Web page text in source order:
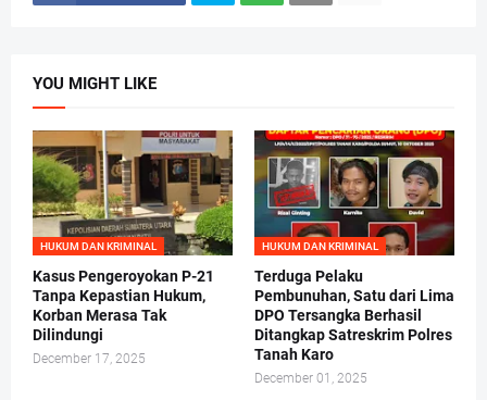
YOU MIGHT LIKE
HUKUM DAN KRIMINAL
Kasus Pengeroyokan P-21
Tanpa Kepastian Hukum,
Korban Merasa Tak
Dilindungi
December 17, 2025
HUKUM DAN KRIMINAL
Terduga Pelaku
Pembunuhan, Satu dari Lima
DPO Tersangka Berhasil
Ditangkap Satreskrim Polres
Tanah Karo
December 01, 2025